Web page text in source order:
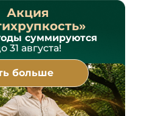
Акция
суммируются
31 августа!
больше